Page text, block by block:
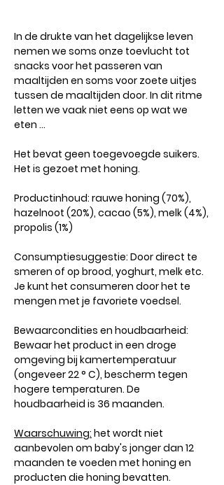
In de drukte van het dagelijkse leven
nemen we soms onze toevlucht tot
snacks voor het passeren van
maaltijden en soms voor zoete uitjes
tussen de maaltijden door. In dit ritme
letten we vaak niet eens op wat we
eten ...
Het bevat geen toegevoegde suikers.
Het is gezoet met honing.
Productinhoud: rauwe honing (70%),
hazelnoot (20%), cacao (5%), melk (4%),
propolis (1%)
Consumptiesuggestie: Door direct te
smeren of op brood, yoghurt, melk etc.
Je kunt het consumeren door het te
mengen met je favoriete voedsel.
Bewaarcondities en houdbaarheid:
Bewaar het product in een droge
omgeving bij kamertemperatuur
(ongeveer 22 ° C), bescherm tegen
hogere temperaturen. De
houdbaarheid is 36 maanden.
Waarschuwing: het wordt niet
aanbevolen om baby's jonger dan 12
maanden te voeden met honing en
producten die honing bevatten.